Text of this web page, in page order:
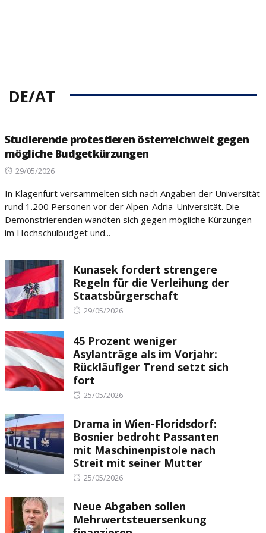
DE/AT
Studierende protestieren österreichweit gegen
mögliche Budgetkürzungen
Posted
29/05/2026
In Klagenfurt versammelten sich nach Angaben der Universität
rund 1.200 Personen vor der Alpen-Adria-Universität. Die
Demonstrierenden wandten sich gegen mögliche Kürzungen
im Hochschulbudget und...
Kunasek fordert strengere
Regeln für die Verleihung der
Staatsbürgerschaft
Posted
29/05/2026
45 Prozent weniger
Asylanträge als im Vorjahr:
Rückläufiger Trend setzt sich
fort
Posted
25/05/2026
Drama in Wien-Floridsdorf:
Bosnier bedroht Passanten
mit Maschinenpistole nach
Streit mit seiner Mutter
Posted
25/05/2026
Neue Abgaben sollen
Mehrwertsteuersenkung